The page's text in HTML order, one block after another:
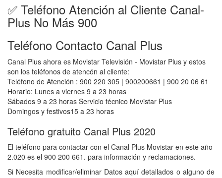
✅ Teléfono Atención al Cliente Canal-
Plus No Más 900
Teléfono Contacto Canal Plus
Canal Plus ahora es Movistar Televisión - Movistar Plus y estos
son los teléfonos de atencón al cliente:
Teléfono de Atención : 900 220 305 | 900200661 | 900 20 06 61
Horario: Lunes a viernes 9 a 23 horas
Sábados 9 a 23 horas Servicio técnico Movistar Plus
Domingos y festivos15 a 23 horas
Teléfono gratuito Canal Plus 2020
El teléfono para contactar con el Canal Plus Movistar en este año
2.020 es el 900 200 661. para información y reclamaciones.
Si Necesita modificar/eliminar Datos aquí detallados o alguno de